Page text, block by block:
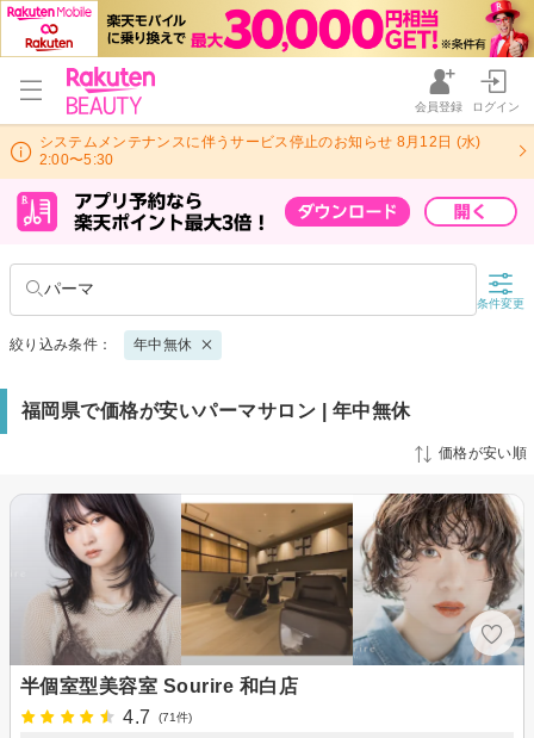
会員登録 ログイン
システムメンテナンスに伴うサービス停止のお知らせ 8月12日 (水)
2:00〜5:30
パーマ
条件変更
絞り込み条件： 年中無休
福岡県で価格が安いパーマサロン | 年中無休
価格が安い順
半個室型美容室 Sourire 和白店
4.7
(71件)